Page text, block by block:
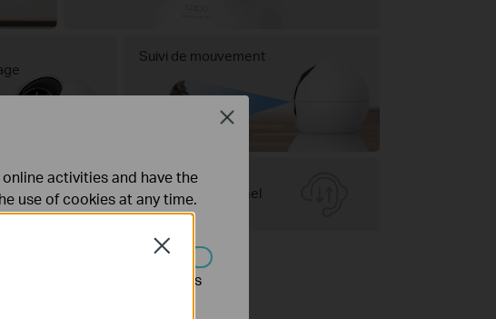
Suivi de mouvement
Audio bidirectionnel
Close
activities and have the
use of cookies at any time.
peuvent pas être désactivés
Close